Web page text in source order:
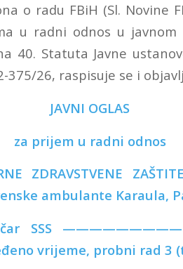
o radu FBiH (Sl. Novine
u radni odnos u javnom
40. Statuta Javne
26, raspisuje se i
JAVNI OGLAS
za prijem u radni odnos
ZDRAVSTVENE
ambulante Karaula,
SSS
vrijeme, probni rad 3